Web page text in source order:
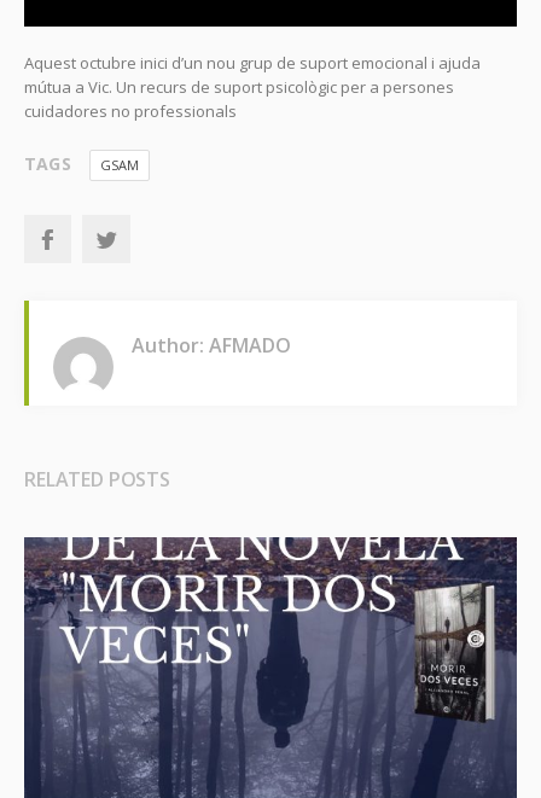
Aquest octubre inici d’un nou grup de suport emocional i ajuda
mútua a Vic. Un recurs de suport psicològic per a persones
cuidadores no professionals
TAGS GSAM
Author: AFMADO
RELATED POSTS